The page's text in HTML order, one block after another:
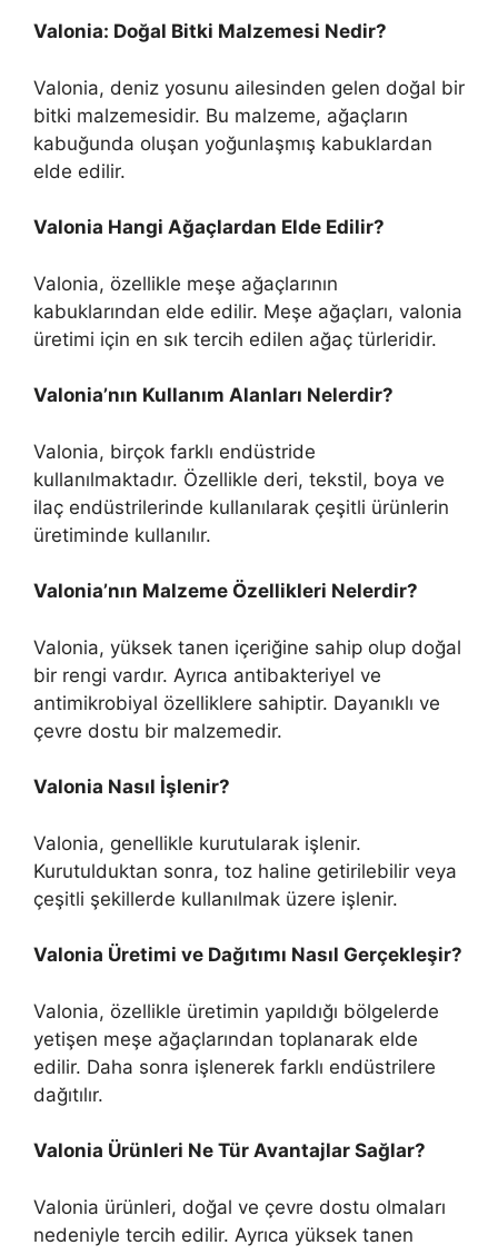
Valonia: Doğal Bitki Malzemesi Nedir?
Valonia, deniz yosunu ailesinden gelen doğal bir
bitki malzemesidir. Bu malzeme, ağaçların
kabuğunda oluşan yoğunlaşmış kabuklardan
elde edilir.
Valonia Hangi Ağaçlardan Elde Edilir?
Valonia, özellikle meşe ağaçlarının
kabuklarından elde edilir. Meşe ağaçları, valonia
üretimi için en sık tercih edilen ağaç türleridir.
Valonia’nın Kullanım Alanları Nelerdir?
Valonia, birçok farklı endüstride
kullanılmaktadır. Özellikle deri, tekstil, boya ve
ilaç endüstrilerinde kullanılarak çeşitli ürünlerin
üretiminde kullanılır.
Valonia’nın Malzeme Özellikleri Nelerdir?
Valonia, yüksek tanen içeriğine sahip olup doğal
bir rengi vardır. Ayrıca antibakteriyel ve
antimikrobiyal özelliklere sahiptir. Dayanıklı ve
çevre dostu bir malzemedir.
Valonia Nasıl İşlenir?
Valonia, genellikle kurutularak işlenir.
Kurutulduktan sonra, toz haline getirilebilir veya
çeşitli şekillerde kullanılmak üzere işlenir.
Valonia Üretimi ve Dağıtımı Nasıl Gerçekleşir?
Valonia, özellikle üretimin yapıldığı bölgelerde
yetişen meşe ağaçlarından toplanarak elde
edilir. Daha sonra işlenerek farklı endüstrilere
dağıtılır.
Valonia Ürünleri Ne Tür Avantajlar Sağlar?
Valonia ürünleri, doğal ve çevre dostu olmaları
nedeniyle tercih edilir. Ayrıca yüksek tanen